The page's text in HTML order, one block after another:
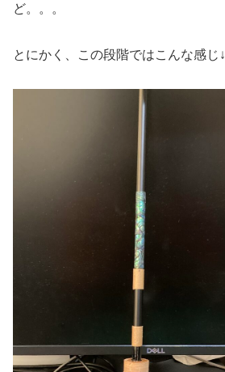
ど。。。
とにかく、この段階ではこんな感じ↓